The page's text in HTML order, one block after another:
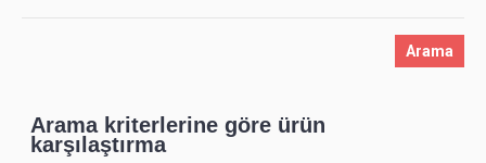
Arama kriterlerine göre ürün
karşılaştırma